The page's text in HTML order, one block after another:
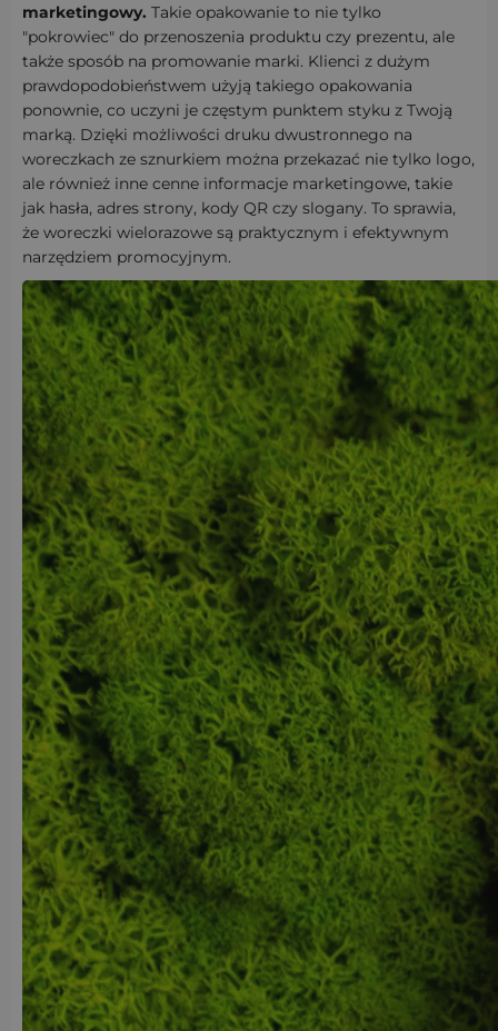
marketingowy. Takie opakowanie to nie tylko
"pokrowiec" do przenoszenia produktu czy prezentu, ale
także sposób na promowanie marki. Klienci z dużym
prawdopodobieństwem użyją takiego opakowania
ponownie, co uczyni je częstym punktem styku z Twoją
marką. Dzięki możliwości druku dwustronnego na
woreczkach ze sznurkiem można przekazać nie tylko logo,
ale również inne cenne informacje marketingowe, takie
jak hasła, adres strony, kody QR czy slogany. To sprawia,
że woreczki wielorazowe są praktycznym i efektywnym
narzędziem promocyjnym.